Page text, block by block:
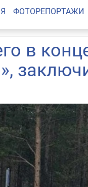
ФОТОРЕПОРТАЖИ
в